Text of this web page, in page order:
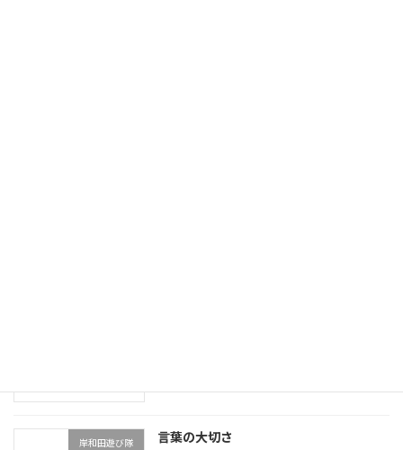
岸和田遊び隊 言葉の大切さ